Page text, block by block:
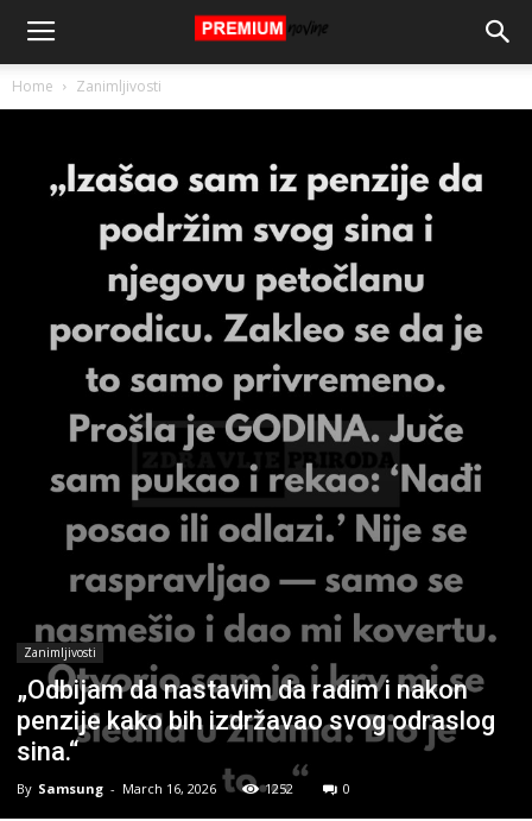
Home Zanimljivosti
Zanimljivosti
„Odbijam da nastavim da radim i nakon
penzije kako bih izdržavao svog odraslog
sina.“
By Samsung - March 16, 2026 1252 0